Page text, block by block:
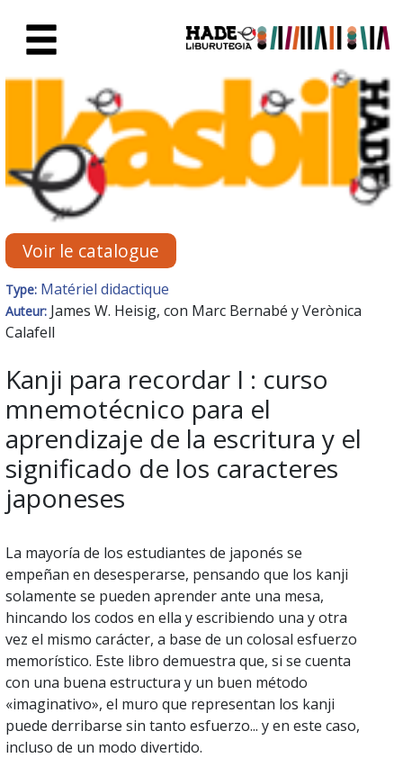
Fiche de Nouveaux Livres -
Voir le catalogue
Type: Matériel didactique
Auteur: James W. Heisig, con Marc Bernabé y Verònica
Calafell
Kanji para recordar I : curso
mnemotécnico para el
aprendizaje de la escritura y el
significado de los caracteres
japoneses
La mayoría de los estudiantes de japonés se
empeñan en desesperarse, pensando que los kanji
solamente se pueden aprender ante una mesa,
hincando los codos en ella y escribiendo una y otra
vez el mismo carácter, a base de un colosal esfuerzo
memorístico. Este libro demuestra que, si se cuenta
con una buena estructura y un buen método
«imaginativo», el muro que representan los kanji
puede derribarse sin tanto esfuerzo... y en este caso,
incluso de un modo divertido.